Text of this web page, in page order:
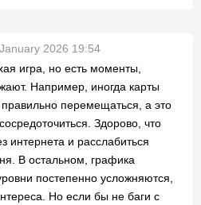
2026 19:54
игра, но есть моменты,
Например, иногда карты
правильно перемещаться, а это
Здорово, что
интернета и расслабиться
В остальном, графика
постепенно усложняются,
Но если бы не баги с